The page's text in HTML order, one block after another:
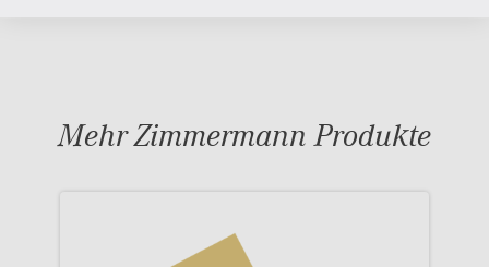
Mehr Zimmermann Produkte